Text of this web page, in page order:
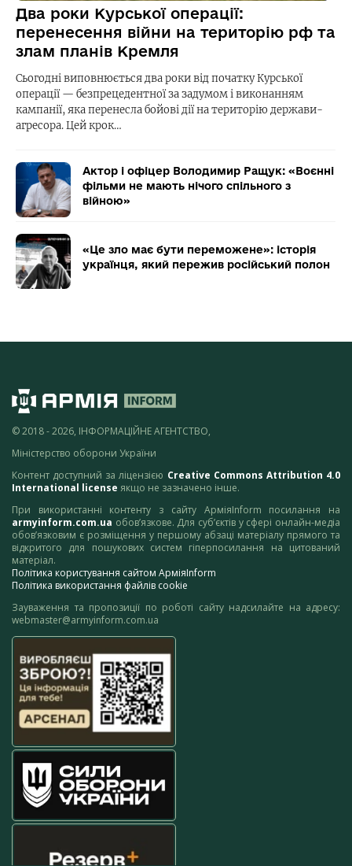
Два роки Курської операції:
перенесення війни на територію рф та
злам планів Кремля
Сьогодні виповнюється два роки від початку Курської
операції — безпрецедентної за задумом і виконанням
кампанії, яка перенесла бойові дії на територію держави-
агресора. Цей крок…
Актор і офіцер Володимир Ращук: «Воєнні
фільми не мають нічого спільного з
війною»
«Це зло має бути переможене»: історія
українця, який пережив російський полон
© 2018 - 2026, ІНФОРМАЦІЙНЕ АГЕНТСТВО,
Міністерство оборони України
Контент доступний за ліцензією Creative Commons Attribution 4.0
International license якщо не зазначено інше.
При використанні контенту з сайту АрміяInform посилання на
armyinform.com.ua обов’язкове. Для суб’єктів у сфері онлайн-медіа
обов’язковим є розміщення у першому абзаці матеріалу прямого та
відкритого для пошукових систем гіперпосилання на цитований
матеріал.
Політика користування сайтом АрміяInform
Політика використання файлів cookie
Зауваження та пропозиції по роботі сайту надсилайте на адресу:
webmaster@armyinform.com.ua